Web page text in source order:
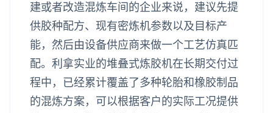
建或者改造混炼车间的企业来说，建议先提
供胶种配方、现有密炼机参数以及目标产
能，然后由设备供应商来做一个工艺仿真匹
配。利拿实业的堆叠式炼胶机在长期交付过
程中，已经累计覆盖了多种轮胎和橡胶制品
的混炼方案，可以根据客户的实际工况提供